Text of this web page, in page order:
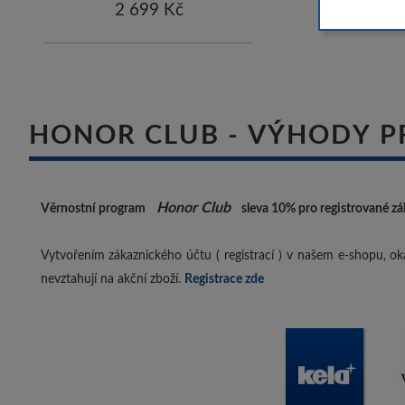
2 699 Kč
HONOR CLUB - VÝHODY
Věrnostní program Honor Club sleva 10% pro registrované
Vytvořením zákaznického účtu ( registrací ) v našem e-shopu,
nevztahují na akční zboží. Registrace zde